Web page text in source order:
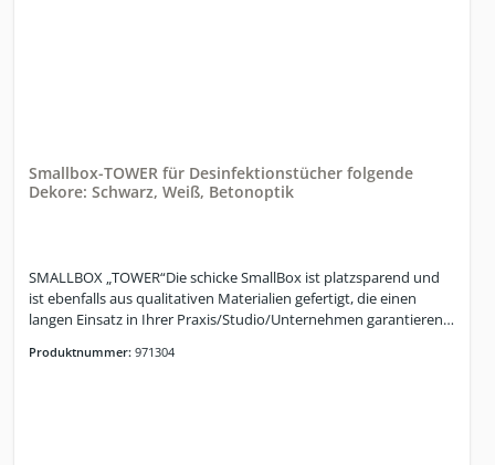
Smallbox-TOWER für Desinfektionstücher folgende
Dekore: Schwarz, Weiß, Betonoptik
SMALLBOX „TOWER“Die schicke SmallBox ist platzsparend und
ist ebenfalls aus qualitativen Materialien gefertigt, die einen
langen Einsatz in Ihrer Praxis/Studio/Unternehmen garantieren.
Schwarz, Weiß, Betonoptik
Produktnummer: 971304